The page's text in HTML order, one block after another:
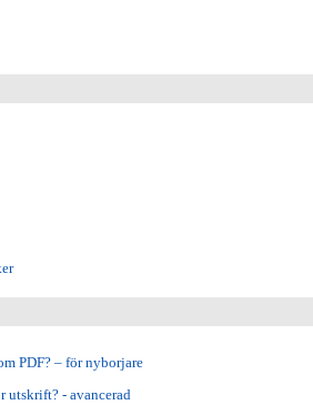
PDF? – för nyborjare
utskrift? - avancerad